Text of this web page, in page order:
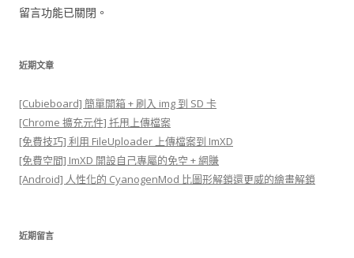
留言功能已關閉。
近期文章
[Cubieboard] 簡單開箱 + 刷入 img 到 SD 卡
[Chrome 擴充元件] 托甩上傳檔案
[免費技巧] 利用 FileUploader 上傳檔案到 ImXD
[免費空間] ImXD 開設自己專屬的免空 + 網賺
[Android] 人性化的 CyanogenMod 比圖形解鎖還更威的繪畫解鎖
近期留言